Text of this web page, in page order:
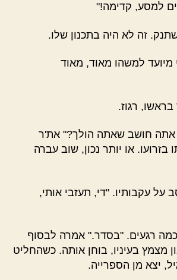
למסע, קדימה!"
זה לא היה בתכנון שלו.
מיועד למשהו מאוד, מאוד
בראשו, רגוז.
חושב שאתה הולך?" את'ר
או יותר נכון, שוב עברה
על עקבותיו. "די, תעזבי אותי,
רגעים. "בסדר." אמרה לבסוף
מצמץ בעיניו, בוחן אותה. כשהחליט
יצא מן הספרייה.